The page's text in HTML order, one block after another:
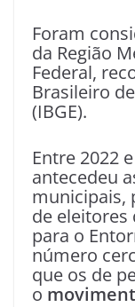
Foram
da Região
Federal,
Brasileiro
(IBGE).
Entre 2022
antecedeu
municipais,
de
para o
número
que os de
o